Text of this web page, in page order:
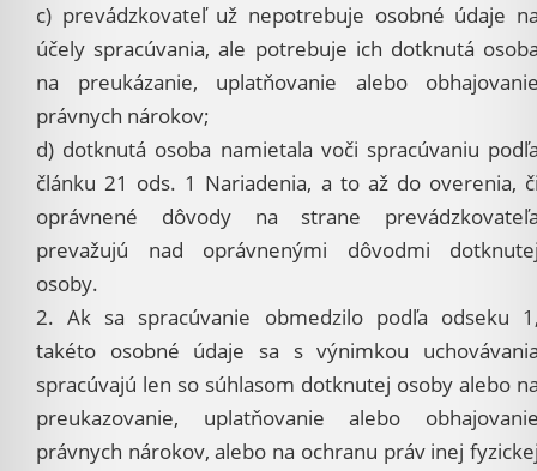
c) prevádzkovateľ už nepotrebuje osobné údaje
účely spracúvania, ale potrebuje ich dotknutá
na preukázanie, uplatňovanie alebo
právnych nárokov;
d) dotknutá osoba namietala voči spracúvaniu
článku 21 ods. 1 Nariadenia, a to až do overenia,
oprávnené dôvody na strane
prevažujú nad oprávnenými dôvodmi
osoby.
2. Ak sa spracúvanie obmedzilo podľa odseku
takéto osobné údaje sa s výnimkou
spracúvajú len so súhlasom dotknutej osoby alebo
preukazovanie, uplatňovanie alebo
právnych nárokov, alebo na ochranu práv inej